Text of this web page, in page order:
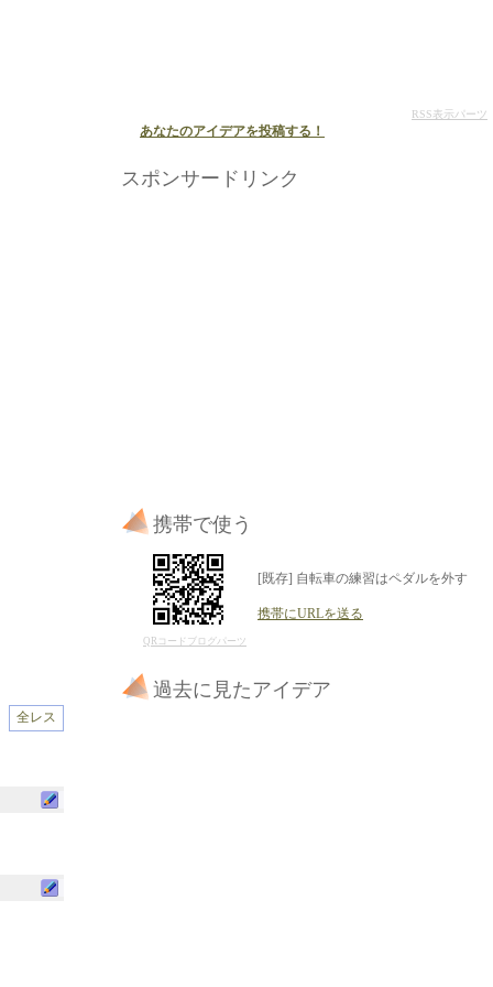
全レス
RSS表示パーツ
あなたのアイデアを投稿する！
スポンサードリンク
携帯で使う
QRコードブログパーツ
[既存] 自転車の練習はペダルを外す
携帯にURLを送る
過去に見たアイデア